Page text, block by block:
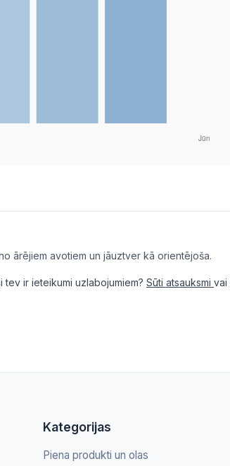
ārējiem avotiem un jāuztver kā orientējoša.
ir ieteikumi uzlabojumiem? Sūti atsauksmi vai
Kategorijas
Piena produkti un olas